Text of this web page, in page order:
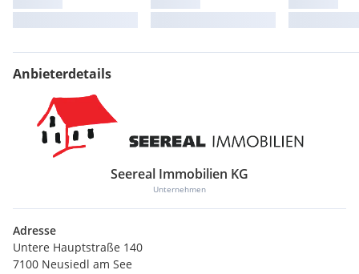
Sektionaltore (ebenerdige Anbindung) für direkten Zugang
(Größe: 4 m x 4,5 m)
Laderampen 1,20 m
Hydraulische Überladebrücken (dynamische Tragfähigkeit
6.000 kg)
Bodenbelastung 7,5 t/m²
Hallenbeleuchtung mittels LED
E-Ladestationen für Gabelstapler
Duschbereiche mit Warmwasserbereitung
Anbieterdetails
Seereal Immobilien KG
Unternehmen
Adresse
Untere Hauptstraße 140
7100 Neusiedl am See